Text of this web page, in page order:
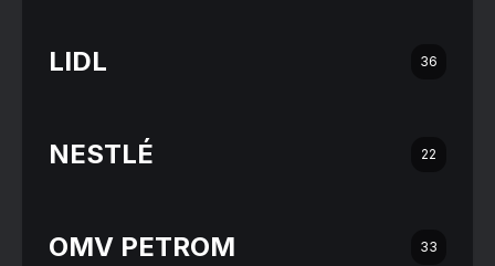
LIDL 36
NESTLÉ 22
OMV PETROM 33